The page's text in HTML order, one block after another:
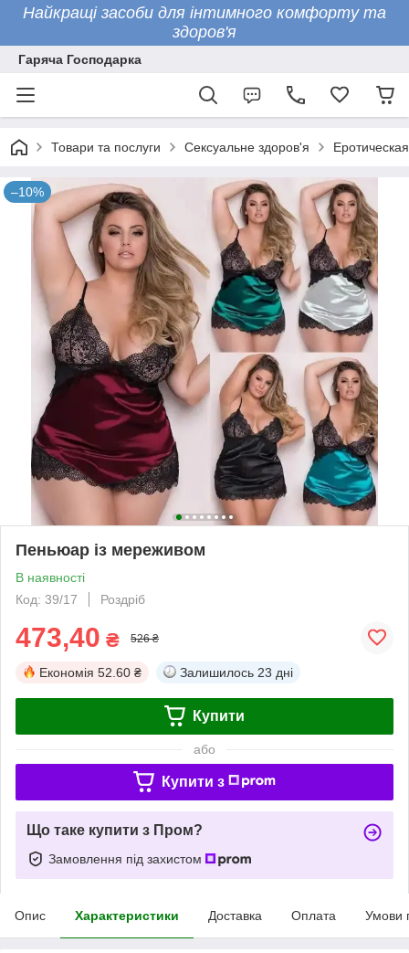
Найкращі засоби для інтимного комфорту та
здоров'я
Гаряча Господарка
Товари та послуги Сексуальне здоров'я
–10%
Пеньюар із мереживом
В наявності
Код: 39/17
Роздріб
473,40 ₴ 526 ₴
Економія 52.60 ₴ Залишилось 23 дні
Купити
або
Купити з
Що таке купити з Пром?
Замовлення під захистом
Опис Характеристики Доставка Оплата Умови